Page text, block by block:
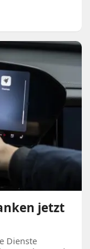
jetzt
Dienste